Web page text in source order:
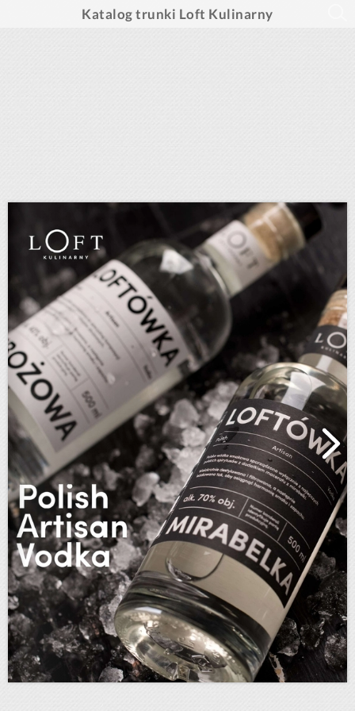
Katalog trunki Loft Kulinarny